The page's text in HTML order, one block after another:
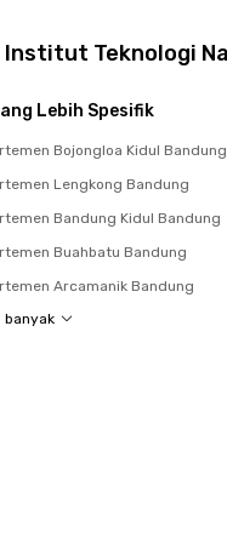
Teknologi
Lebih Spesifik
Bojongloa Kidul Bandung
Lengkong Bandung
Bandung Kidul Bandung
Buahbatu Bandung
Arcamanik Bandung
banyak